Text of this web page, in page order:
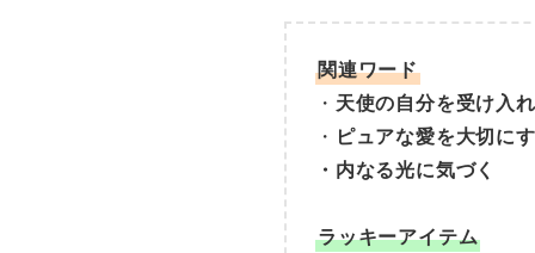
関連ワード
・ 天使の自分を受け入
・ ピュアな愛を大切に
・内なる光に気づく
ラッキーアイテム